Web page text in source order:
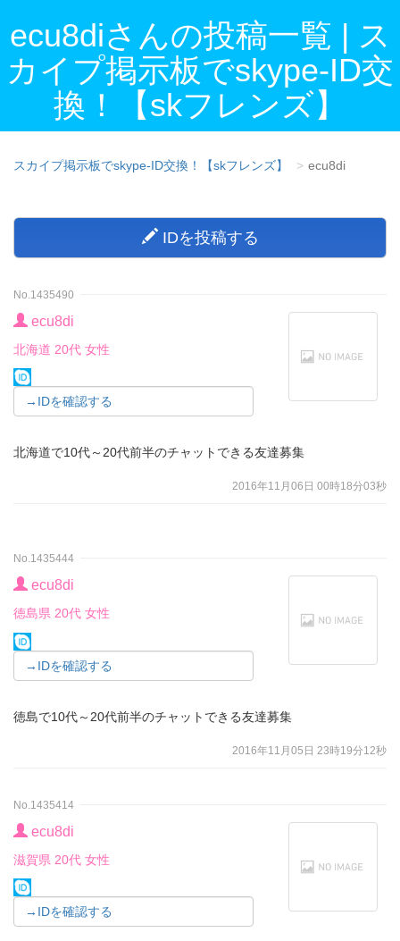
ecu8diさんの投稿一覧 | ス
カイプ掲示板でskype-ID交
換！【skフレンズ】
スカイプ掲示板でskype-ID交換！【skフレンズ】 ecu8di
IDを投稿する
No.1435490
ecu8di
北海道 20代 女性
→IDを確認する
北海道で10代～20代前半のチャットできる友達募集
2016年11月06日 00時18分03秒
No.1435444
ecu8di
徳島県 20代 女性
→IDを確認する
徳島で10代～20代前半のチャットできる友達募集
2016年11月05日 23時19分12秒
No.1435414
ecu8di
滋賀県 20代 女性
→IDを確認する